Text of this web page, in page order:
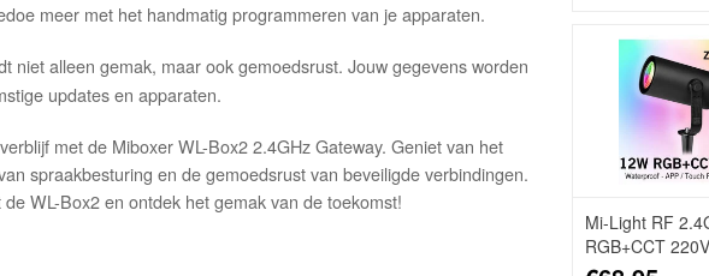
meer met het handmatig programmeren van je apparaten.
niet alleen gemak, maar ook gemoedsrust. Jouw gegevens worden
updates en apparaten.
met de Miboxer WL-Box2 2.4GHz Gateway. Geniet van het
spraakbesturing en de gemoedsrust van beveiligde verbindingen.
WL-Box2 en ontdek het gemak van de toekomst!
Mi-Light RF
RGB+CCT
IP66